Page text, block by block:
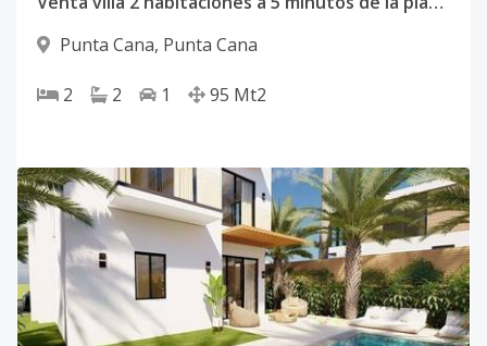
Punta Cana, Punta Cana
2 2 1 95 Mt2